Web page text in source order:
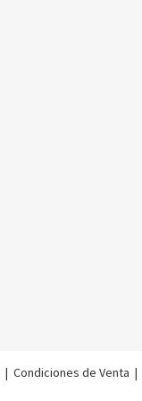
| Condiciones de Venta |